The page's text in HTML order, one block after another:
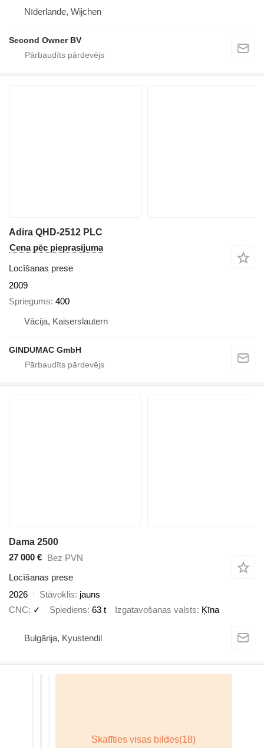
Nīderlande, Wijchen
Second Owner BV
Adira QHD-2512 PLC
Cena pēc pieprasījuma
Locīšanas prese
2009
Spriegums 400
Vācija, Kaiserslautern
GINDUMAC GmbH
Dama 2500
27 000 € Bez PVN
Locīšanas prese
2026
Stāvoklis jauns
CNC
✓ Spiediens 63 t Izgatavošanas valsts Ķīna
Bulgārija, Kyustendil